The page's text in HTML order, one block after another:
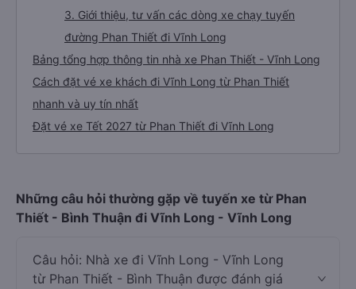
3. Giới thiệu, tư vấn các dòng xe chạy tuyến
đường Phan Thiết đi Vĩnh Long
Bảng tổng hợp thông tin nhà xe Phan Thiết - Vĩnh Long
Cách đặt vé xe khách đi Vĩnh Long từ Phan Thiết
nhanh và uy tín nhất
Đặt vé xe Tết 2027 từ Phan Thiết đi Vĩnh Long
Những câu hỏi thường gặp về tuyến xe từ Phan
Thiết - Bình Thuận đi Vĩnh Long - Vĩnh Long
Câu hỏi: Nhà xe đi Vĩnh Long - Vĩnh Long
từ Phan Thiết - Bình Thuận được đánh giá